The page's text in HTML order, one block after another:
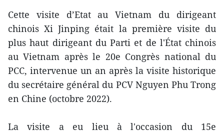
Cette visite d’Etat au Vietnam du dirigeant
chinois Xi Jinping était la première visite du
plus haut dirigeant du Parti et de l'État chinois
au Vietnam après le 20e Congrès national du
PCC, intervenue un an après la visite historique
du secrétaire général du PCV Nguyen Phu Trong
en Chine (octobre 2022).
La visite a eu lieu à l'occasion du 15e